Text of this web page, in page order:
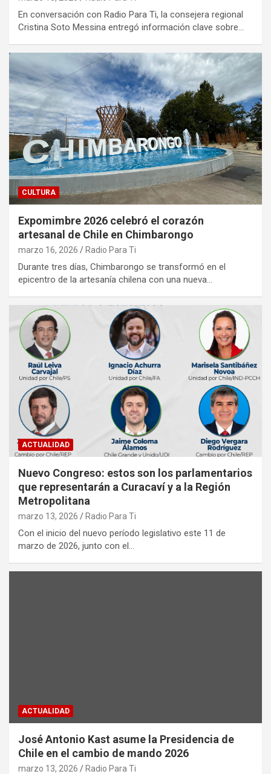
En conversación con Radio Para Ti, la consejera regional
Cristina Soto Messina entregó información clave sobre…
CULTURA
Expomimbre 2026 celebró el corazón
artesanal de Chile en Chimbarongo
marzo 16, 2026 Radio Para Ti
Durante tres días, Chimbarongo se transformó en el
epicentro de la artesanía chilena con una nueva…
ACTUALIDAD
Nuevo Congreso: estos son los parlamentarios
que representarán a Curacaví y a la Región
Metropolitana
marzo 13, 2026 Radio Para Ti
Con el inicio del nuevo período legislativo este 11 de
marzo de 2026, junto con el…
ACTUALIDAD
José Antonio Kast asume la Presidencia de
Chile en el cambio de mando 2026
marzo 13, 2026 Radio Para Ti